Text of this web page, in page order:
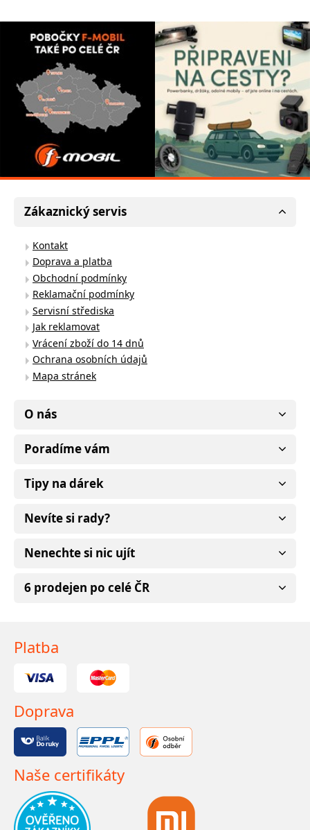
Zákaznický servis
Kontakt
Doprava a platba
Obchodní podmínky
Reklamační podmínky
Servisní střediska
Jak reklamovat
Vrácení zboží do 14 dnů
Ochrana osobních údajů
Mapa stránek
O nás
Poradíme vám
Tipy na dárek
Nevíte si rady?
Nenechte si nic ujít
6 prodejen po celé ČR
Platba
Doprava
Naše certifikáty